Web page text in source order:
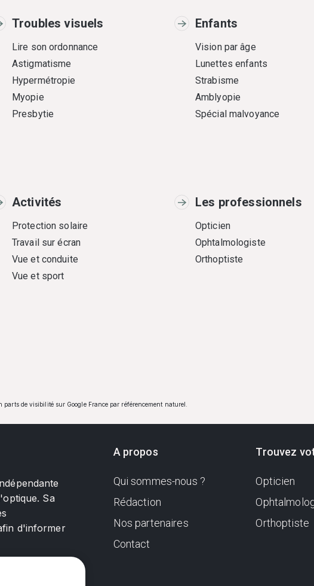
Troubles visuels
Lire son ordonnance
Astigmatisme
Hypermétropie
Myopie
Presbytie
Enfants
Vision par âge
Lunettes enfants
Strabisme
Amblyopie
Spécial malvoyance
Activités
Protection solaire
Travail sur écran
Vue et conduite
Vue et sport
Les professionnels
Opticien
Ophtalmologiste
Orthoptiste
de visibilité sur Google France par référencement naturel.
Sa
d'informer
A propos
Qui sommes-nous ?
Rédaction
Nos partenaires
Contact
Trouvez
Opticien
Orthoptiste